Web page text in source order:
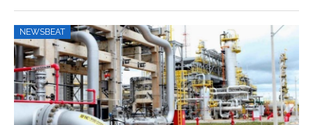
NEWSBEAT